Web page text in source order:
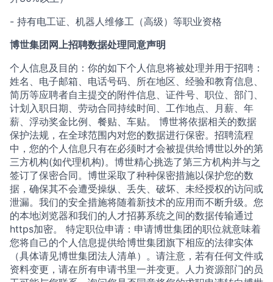
- 持有电工证、机器人维修工（高级）等职业资格
博世集团网上招聘数据处理同意声明
个人信息及目的：你的如下个人信息将被处理并用于招聘：
姓名、电子邮箱、电话号码、所在地区、经验和教育信息、
简历等应聘者自主提交的附件信息、证件号、职位、部门、
计划入职日期、劳动合同持续时间、工作地点、月薪、年
薪、浮动奖金比例、餐贴、车贴。 博世将依据相关的数据
保护法规，在全球范围内对您的数据进行保密。招聘流程
中，您的个人信息只有在必须时才会被提供给博世以外的第
三方机构(如代理机构)。博世精心挑选了第三方机构并与之
签订了保密合同。博世采取了种种保密措施以保护您的数
据，确保其不会遭受操纵、丢失、破坏、未经授权的访问或
泄漏。我们的安全措施将随着新技术的应用而不断升级。您
的本地浏览器和我们的人才招募系统之间的数据传输通过
https加密。 特定职位申请：申请博世集团的职位就意味着
您将自己的个人信息提供给博世集团旗下相应的法律实体
（具体请见博世集团法人清单）。请注意，若有任何文件或
资料变更，请在所有申请书里一并变更。人力资源部门的员